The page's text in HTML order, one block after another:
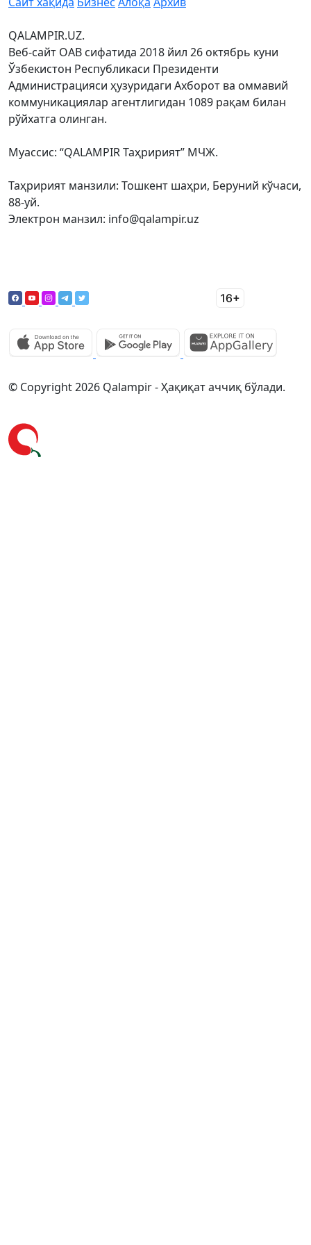
QALAMPIR.UZ.
Веб-сайт ОАВ сифатида 2018 йил 26 октябрь куни
Ўзбекистон Республикаси Президенти
Администрацияси ҳузуридаги Ахборот ва оммавий
коммуникациялар агентлигидан 1089 рақам билан
рўйхатга олинган.
Муассис: “QALAMPIR Таҳририят” МЧЖ.
Таҳририят манзили: Тошкент шаҳри, Беруний кўчаси,
88-уй.
Электрон манзил: info@qalampir.uz
© Copyright 2026 Qalampir - Ҳақиқат аччиқ бўлади.